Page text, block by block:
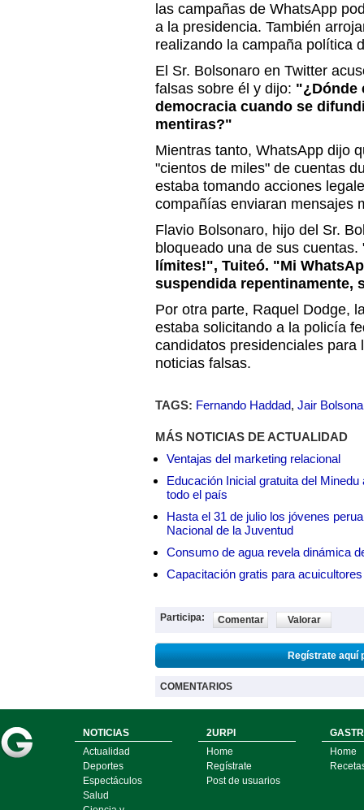
las campañas de WhatsApp
a la presidencia. También
realizando la campaña política
El Sr. Bolsonaro en Twitter
falsas sobre él y dijo: "¿Dónde
democracia cuando se
mentiras?"
Mientras tanto, WhatsApp dijo
"cientos de miles" de cuentas
estaba tomando acciones
compañías enviaran mensajes
Flavio Bolsonaro, hijo del Sr.
bloqueado una de sus cuentas.
límites!", Tuiteó. "Mi
suspendida repentinamente,
Por otra parte, Raquel Dodge,
estaba solicitando a la policía
candidatos presidenciales para
noticias falsas.
TAGS: Fernando Haddad, Jair
MÁS NOTICIAS DE ACTUALIDAD
Ventajas del marketing relacional
Educación Inicial gratuita del
todo el país
Hasta el 31 de julio los jóvenes
Nacional de la Juventud
Consumo de agua revela dinámica
Capacitación gratis para
Participa: Comentar Valorar
Regístrate aquí
COMENTARIOS
NOTICIAS
Actualidad
Deportes
Espectáculos
Salud
2URPI
Home
Regístrate
Post de usuarios
Home